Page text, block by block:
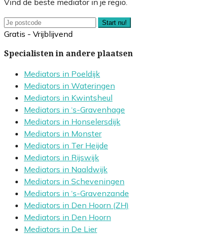
Vind de beste mediator in je regio.
Start nu!
Gratis - Vrijblijvend
Specialisten in andere plaatsen
Mediators in Poeldijk
Mediators in Wateringen
Mediators in Kwintsheul
Mediators in ‘s-Gravenhage
Mediators in Honselersdijk
Mediators in Monster
Mediators in Ter Heijde
Mediators in Rijswijk
Mediators in Naaldwijk
Mediators in Scheveningen
Mediators in ‘s-Gravenzande
Mediators in Den Hoorn (ZH)
Mediators in Den Hoorn
Mediators in De Lier